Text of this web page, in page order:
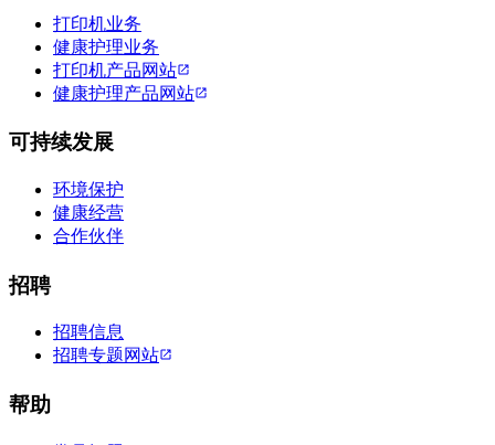
打印机业务
健康护理业务
打印机产品网站
健康护理产品网站
可持续发展
环境保护
健康经营
合作伙伴
招聘
招聘信息
招聘专题网站
帮助